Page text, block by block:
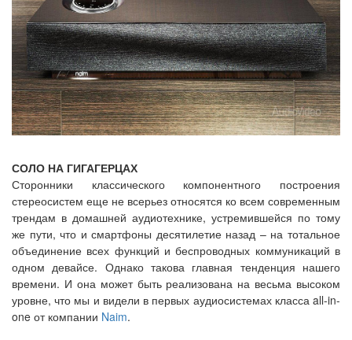
СОЛО НА ГИГАГЕРЦАХ
Сторонники классического компонентного построения
стереосистем еще не всерьез относятся ко всем современным
трендам в домашней аудиотехнике, устремившейся по тому
же пути, что и смартфоны десятилетие назад – на тотальное
объединение всех функций и беспроводных коммуникаций в
одном девайсе. Однако такова главная тенденция нашего
времени. И она может быть реализована на весьма высоком
уровне, что мы и видели в первых аудиосистемах класса all-in-
one от компании Naim.